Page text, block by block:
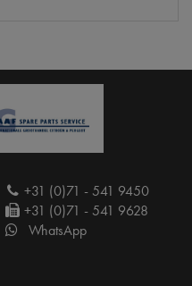
+31 (0)71 - 541 9450
+31 (0)71 - 541 9628
WhatsApp